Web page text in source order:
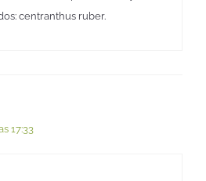
centranthus ruber.
17:33